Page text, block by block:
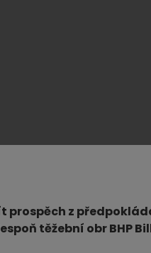
prospěch z
těžební obr BHP